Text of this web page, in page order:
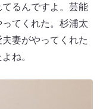
てるんですよ。芸能
てくれた。杉浦太
妻がやってくれた
ね。